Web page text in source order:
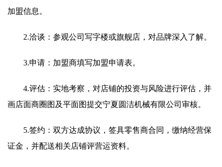
加盟信息。
2.洽谈：参观公司写字楼或旗舰店，对品牌深入了解。
3.申请：加盟商填写加盟申请表。
4.评估：实地考察，对店铺的投资与风险进行评估，并
画店面商圈图及平面图提交宁夏圆洁机械有限公司审核。
5.签约：双方达成协议，签具零售商合同，缴纳经营保
证金，并配送相关店铺评营运资料。